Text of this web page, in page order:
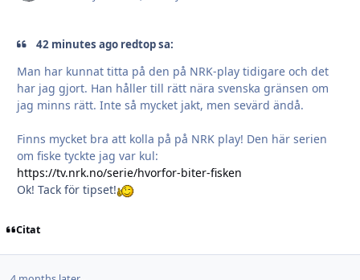
42 minutes ago redtop sa:
Man har kunnat titta på den på NRK-play tidigare och det
har jag gjort. Han håller till rätt nära svenska gränsen om
jag minns rätt. Inte så mycket jakt, men sevärd ändå.
Finns mycket bra att kolla på på NRK play! Den här serien
om fiske tyckte jag var kul:
https://tv.nrk.no/serie/hvorfor-biter-fisken
Ok! Tack för tipset!
Citat